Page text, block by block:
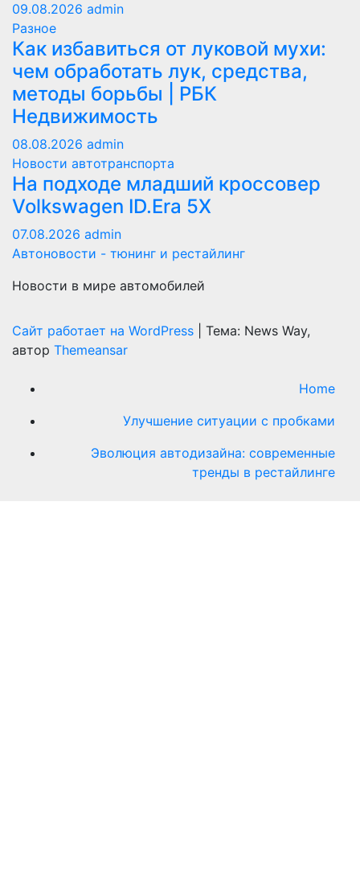
09.08.2026 admin
Разное
Как избавиться от луковой мухи:
чем обработать лук, средства,
методы борьбы | РБК
Недвижимость
08.08.2026 admin
Новости автотранспорта
На подходе младший кроссовер
Volkswagen ID.Era 5X
07.08.2026 admin
Автоновости - тюнинг и рестайлинг
Новости в мире автомобилей
Сайт работает на WordPress
Тема: News Way,
автор Themeansar
Home
Улучшение ситуации с пробками
Эволюция автодизайна: современные
тренды в рестайлинге